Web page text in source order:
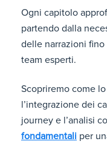
Ogni capitolo
partendo dalla
delle narrazioni fino
team esperti.
Scopriremo come
l’integrazione dei
journey e l’analisi
fondamentali per